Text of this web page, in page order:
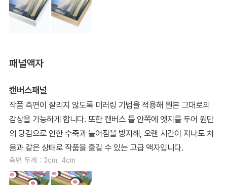
패널액자
캔버스패널
작품 측면이 잘리지 않도록 미러링 기법을 적용해 원본 그대로의
감상을 가능하게 합니다. 또한 캔버스 틀 안쪽에 엣지를 두어 원단
의 당김으로 인한 수축과 틀어짐을 방지해, 오랜 시간이 지나도 처
음과 같은 상태로 작품을 즐길 수 있는 고급 액자입니다.
측면 두께 : 3cm, 4cm